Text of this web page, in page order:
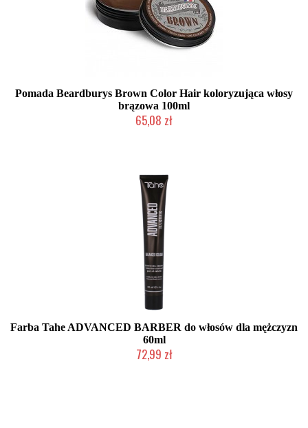
Pomada Beardburys Brown Color Hair koloryzująca włosy
brązowa 100ml
65,08 zł
Farba Tahe ADVANCED BARBER do włosów dla mężczyzn
60ml
72,99 zł